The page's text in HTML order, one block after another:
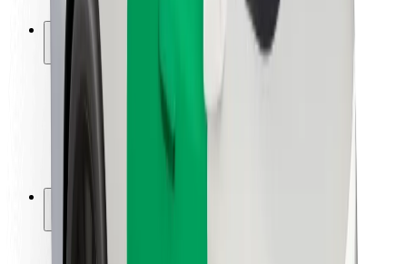
Təhlükəsizlik Laboratoriyası
Şəhərlər
Məkanlar
Şəhər mühiti üçün həllər
Hava limanları
Bolt enerji doldurma stansiyaları